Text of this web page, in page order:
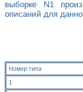
выборке N1
описаний для
Номер типа
1